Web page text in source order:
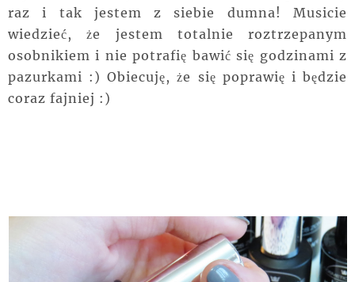
raz i tak jestem z siebie dumna! Musicie
wiedzieć, że jestem totalnie roztrzepanym
osobnikiem i nie potrafię bawić się godzinami z
pazurkami :) Obiecuję, że się poprawię i będzie
coraz fajniej :)